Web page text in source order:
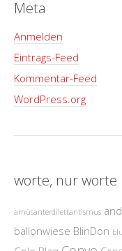
Meta
Anmelden
Eintrags-Feed
Kommentar-Feed
WordPress.org
worte, nur worte
amüsanterdilettantismus
ballonwiese BlinDon